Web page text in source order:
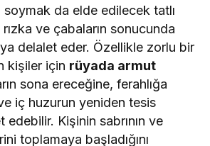
da elde edilecek tatlı
ve çabaların sonucunda
delalet eder. Özellikle zorlu bir
kişiler için rüyada armut
sona ereceğine, ferahlığa
iç huzurun yeniden tesis
Kişinin sabrının ve
toplamaya başladığını